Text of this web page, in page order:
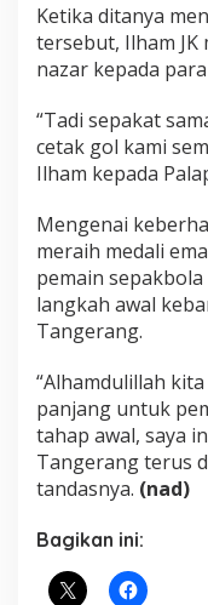
Ketika ditanya
tersebut, Ilham
nazar kepada
“Tadi sepakat
cetak gol kami
Ilham kepada
Mengenai
meraih medali
pemain
langkah awal
Tangerang.
“Alhamdulillah
panjang untuk
tahap awal, saya
Tangerang terus
tandasnya. (nad)
Bagikan ini: